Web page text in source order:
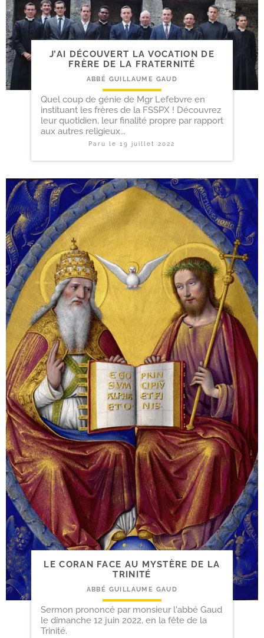
J’AI DÉCOUVERT LA VOCATION DE
FRÈRE DE LA FRATERNITÉ
ABBÉ GUILLAUME GAUD
Quel coup de génie de Mgr Lefebvre en
instituant les frères de la FSSPX ! Découvrez
leur quotidien, leur finalité propre par rapport
aux autres religieux...
Paru le19 juillet 2022
LE CORAN FACE AU MYSTÈRE DE LA
TRINITÉ
ABBÉ GUILLAUME GAUD
Sermon prononcé par monsieur l'abbé Gaud
le dimanche 12 juin 2022, en la fête de la
Trinité.